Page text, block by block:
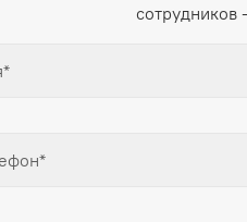
сотрудников